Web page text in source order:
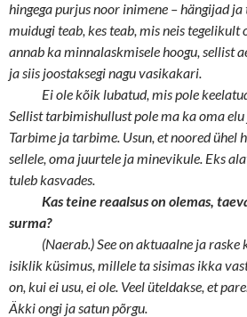
hingega purjus noor inimene – hängijad
muidugi teab, kes teab, mis neis tegelikult
annab ka minnalaskmisele hoogu, sellist
ja siis joostaksegi nagu vasikakari.
Ei ole kõik lubatud, mis pole
Sellist tarbimishullust pole ma ka oma
Tarbime ja tarbime. Usun, et noored ühel
sellele, oma juurtele ja minevikule. Eks
tuleb kasvades.
Kas teine reaalsus on olemas,
surma?
(Naerab.) See on aktuaalne ja raske
isiklik küsimus, millele ta sisimas ikka
on, kui ei usu, ei ole. Veel üteldakse, et
Äkki ongi ja satun põrgu.